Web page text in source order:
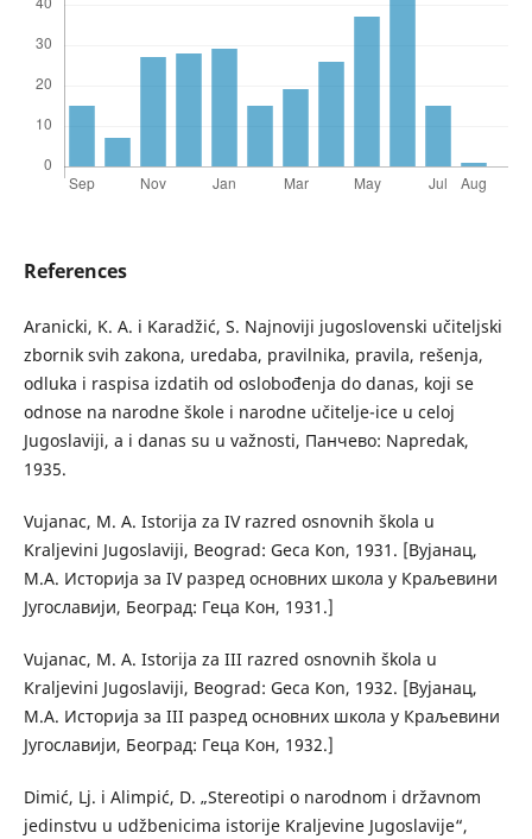
References
Aranicki, K. A. i Karadžić, S. Najnoviji jugoslovenski učiteljski
zbornik svih zakona, uredaba, pravilnika, pravila, rešenja,
odluka i raspisa izdatih od oslobođenja do danas, koji se
odnose na narodne škole i narodne učitelje-ice u celoj
Jugoslaviji, a i danas su u važnosti, Панчево: Napredak,
1935.
Vujanac, M. A. Istorija za IV razred osnovnih škola u
Kraljevini Jugoslaviji, Beograd: Geca Kon, 1931. [Вујанац,
М.А. Историја за IV разред основних школа у Краљевини
Југославији, Београд: Геца Кон, 1931.]
Vujanac, M. A. Istorija za III razred osnovnih škola u
Kraljevini Jugoslaviji, Beograd: Geca Kon, 1932. [Вујанац,
М.А. Историја за III разред основних школа у Краљевини
Југославији, Београд: Геца Кон, 1932.]
Dimić, Lj. i Alimpić, D. „Stereotipi o narodnom i državnom
jedinstvu u udžbenicima istorije Kraljevine Jugoslavije“,